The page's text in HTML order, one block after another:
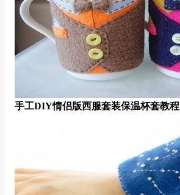
手工DIY情侣版西服套装保温杯套教程